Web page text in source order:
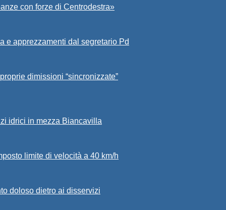
con forze di Centrodestra»
e apprezzamenti dal segretario Pd
dimissioni “sincronizzate”
idrici in mezza Biancavilla
limite di velocità a 40 km/h
doloso dietro ai disservizi